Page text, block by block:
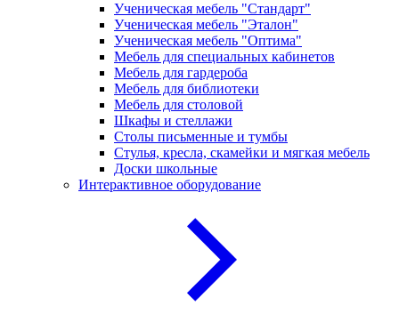
Ученическая мебель "Стандарт"
Ученическая мебель "Эталон"
Ученическая мебель "Оптима"
Мебель для специальных кабинетов
Мебель для гардероба
Мебель для библиотеки
Мебель для столовой
Шкафы и стеллажи
Столы письменные и тумбы
Стулья, кресла, скамейки и мягкая мебель
Доски школьные
Интерактивное оборудование